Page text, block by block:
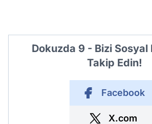
Dokuzda 9 - Bizi
Takip Edin!
Facebook
X.com